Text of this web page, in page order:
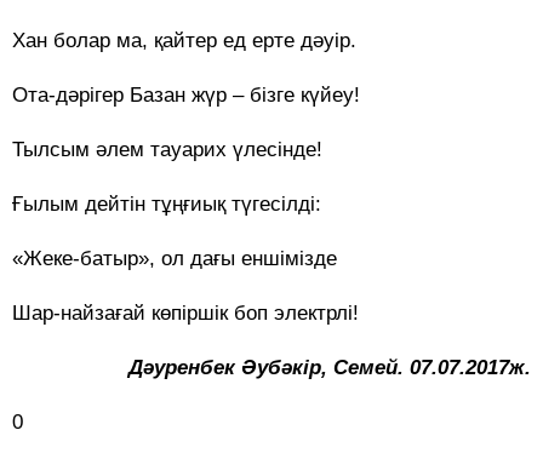
Хан болар ма, қайтер ед ерте дәуір.
Ота-дәрігер Базан жүр – бізге күйеу!
Тылсым әлем тауарих үлесінде!
Ғылым дейтін тұңғиық түгесілді:
«Жеке-батыр», ол дағы еншімізде
Шар-найзағай көпіршік боп электрлі!
Дәуренбек Әубәкір, Семей. 07.07.2017ж.
0